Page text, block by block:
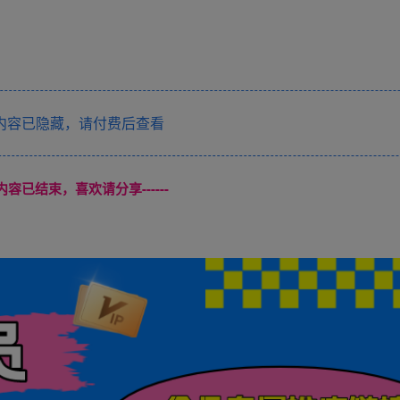
已隐藏，请付费后查看
容已结束，喜欢请分享------